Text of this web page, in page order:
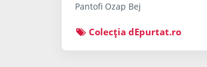
Pantofi Ozap Bej
Colecţia dEpurtat.ro